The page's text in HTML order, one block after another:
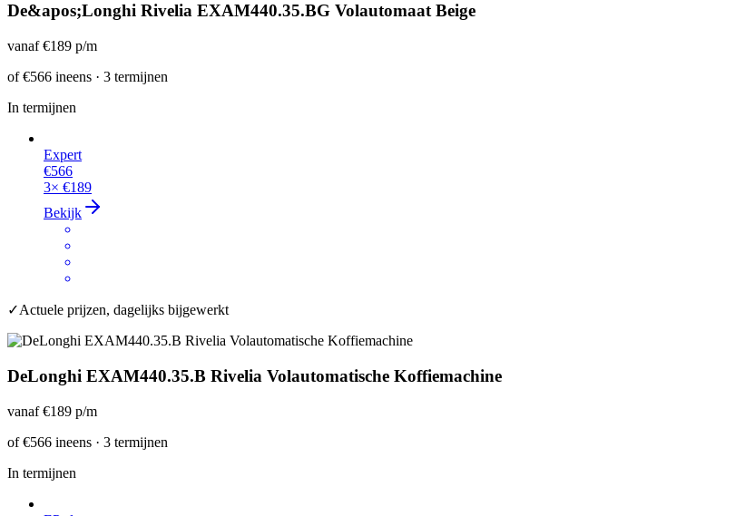
De&apos;Longhi Rivelia EXAM440.35.BG Volautomaat Beige
vanaf€189 p/m
of€566 ineens · 3 termijnen
In termijnen
Expert
€566
3× €189
Bekijk
✓Actuele prijzen, dagelijks bijgewerkt
DeLonghi EXAM440.35.B Rivelia Volautomatische Koffiemachine
vanaf€189 p/m
of€566 ineens · 3 termijnen
In termijnen